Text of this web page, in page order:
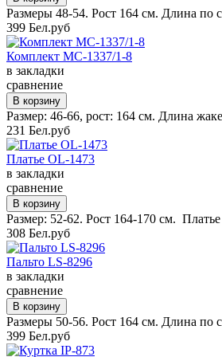
Размеры 48-54. Рост 164 см. Длина по
399 Бел.руб
Комплект MC-1337/1-8
в закладки
сравнение
Размер: 46-66, рост: 164 см. Длина
231 Бел.руб
Платье OL-1473
в закладки
сравнение
Размер: 52-62. Рост 164-170 см.
308 Бел.руб
Пальто LS-8296
в закладки
сравнение
Размеры 50-56. Рост 164 см. Длина по
399 Бел.руб